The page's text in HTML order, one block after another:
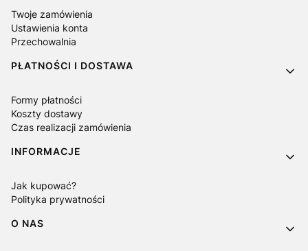
Twoje zamówienia
Ustawienia konta
Przechowalnia
PŁATNOŚCI I DOSTAWA
Formy płatności
Koszty dostawy
Czas realizacji zamówienia
INFORMACJE
Jak kupować?
Polityka prywatności
O NAS